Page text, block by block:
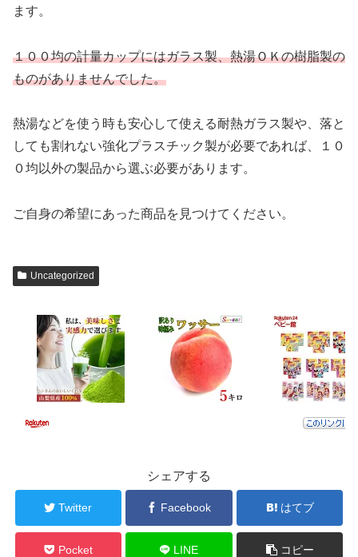
ます。
１００均の計量カップにはガラス製、熱湯ＯＫの樹脂製の
ものがありませんでした。
熱湯などを使う時も安心して使える耐熱ガラス製や、落と
しても割れない強化プラスチック製が必要であれば、１０
０均以外の製品から選ぶ必要があります。
ご自身の希望にあった商品を見つけてください。
Uncategorized
シェアする
Twitter Facebook はてブ
Pocket LINE コピー